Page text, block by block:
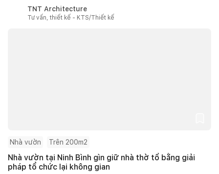
TNT Architecture
Tư vấn, thiết kế - KTS/Thiết kế
Nhà vườn Trên 200m2
Nhà vườn tại Ninh Bình gìn giữ nhà thờ tổ bằng giải
pháp tổ chức lại không gian